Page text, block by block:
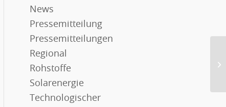
News
Pressemitteilung
Pressemitteilungen
Regional
Rohstoffe
Solarenergie
Technologischer